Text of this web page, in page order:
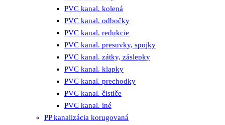
PVC kanal. kolená
PVC kanal. odbočky
PVC kanal. redukcie
PVC kanal. presuvky, spojky
PVC kanal. zátky, záslepky
PVC kanal. klapky
PVC kanal. prechodky
PVC kanal. čističe
PVC kanal. iné
PP kanalizácia korugovaná